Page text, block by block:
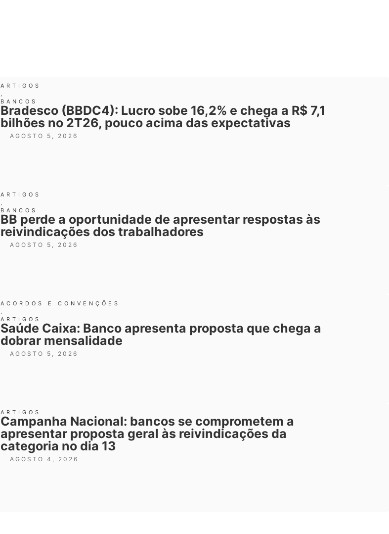
ARTIGOS
BANCOS
Bradesco (BBDC4): Lucro sobe 16,2% e chega a R$ 7,1
bilhões no 2T26, pouco acima das expectativas
AGOSTO 5, 2026
ARTIGOS
BANCOS
BB perde a oportunidade de apresentar respostas às
reivindicações dos trabalhadores
AGOSTO 5, 2026
ACORDOS E CONVENÇÕES
ARTIGOS
Saúde Caixa: Banco apresenta proposta que chega a
dobrar mensalidade
AGOSTO 5, 2026
ARTIGOS
Campanha Nacional: bancos se comprometem a
apresentar proposta geral às reivindicações da
categoria no dia 13
AGOSTO 4, 2026